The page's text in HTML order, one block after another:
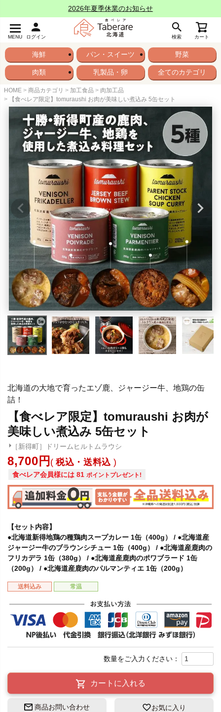
2026年夏季休業のお知らせ
MENU ログイン 検索 カート
海鮮 パン・スイーツ 野菜
肉類 乳製品・卵 全てのカテゴリ
HOME 商品カテゴリ 加工食品
肉加工品
【食べレア限定】tomuraushi お肉が美味しい煮込み 5缶セット
北海道の大地で育ったエゾ鹿、ジャージー牛、地鶏の缶
詰！
【食べレア限定】tomuraushi お肉が
美味しい煮込み 5缶セット
［新得町］ドリームヒルトムラウシ
8,700 税込・送料込
食べレア会員様には 81 ポイントプレゼント!
【セット内容】
●北海道新得地鶏の種鶏肉スープカレー 1缶（400g） / ●北海道産
ジャージー牛のブラウンシチュー 1缶（400g） / ●北海道産鹿肉の
フリカデラ 1缶（380g） / ●北海道産鹿肉のポワブラード 1缶
（200g） / ●北海道産鹿肉のパルマンティエ 1缶（200g）
送料込み 常温
カートに入れる
商品お問い合わせ お気に入り